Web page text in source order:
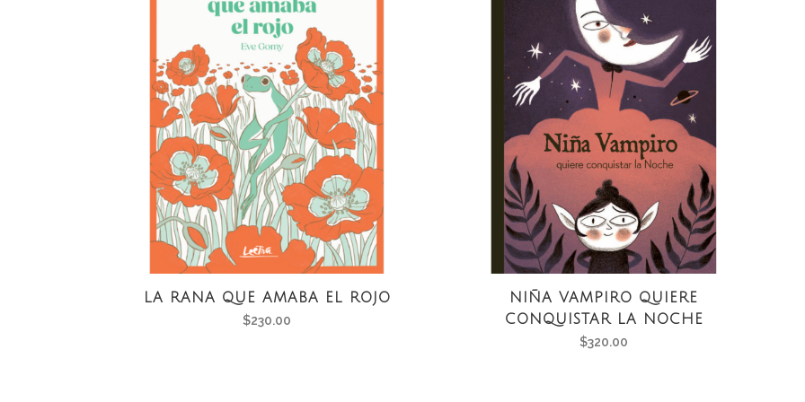
LA RANA QUE AMABA EL ROJO
$230.00
NIÑA VAMPIRO QUIERE
CONQUISTAR LA NOCHE
$320.00